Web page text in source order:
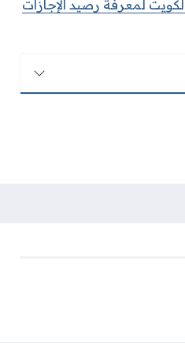
لمعرفة رصيد الإجازات